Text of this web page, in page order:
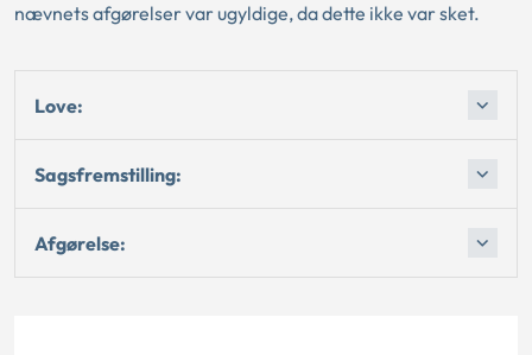
nævnets afgørelser var ugyldige, da dette ikke var sket.
Love:
Sagsfremstilling:
Afgørelse: